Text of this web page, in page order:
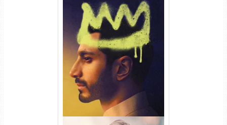
Hamlet Torrent (2026) WEB-
DL 1080p Dual Áudio